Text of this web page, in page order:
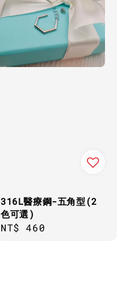
316L醫療鋼-五角型(2
色可選)
Regular
NT$ 460